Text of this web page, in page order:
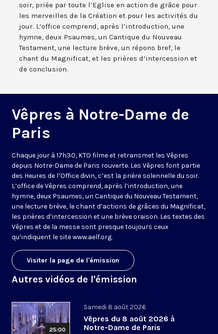
soir, priée par toute l’Eglise en action de grâce pour
les merveilles de la Création et pour les activités du
jour. L’office comprend, après l’introduction, une
hymne, deux Psaumes, un Cantique du Nouveau
Testament, une lecture brève, un répons bref, le
chant du Magnificat, et les prières d’intercession et
de conclusion.
Vêpres à Notre-Dame de
Paris
Chaque jour à 17h30, KTO filme et retransmet les Vêpres
depuis Notre-Dame de Paris rouverte. Les Vêpres font partie
des Heures de l’Office divin, c’est la prière solennelle du soir.
L’office de Vêpres comprend, après l’introduction, une
hymne, deux Psaumes, un Cantique du Nouveau Testament,
une lecture brève, le chant d’actions de grâces du Magnificat,
les prières d’intercession et une brève oraison. Les textes des
Vêpres et de la messe sont presque toujours ceux
qu’indiquent le sitewww.aelf.org.
Visiter la page de l'émission
Autres vidéos de l'émission
25:00
Samedi 8 août 2026
Vêpres du 8 août 2026 à
Notre-Dame de Paris